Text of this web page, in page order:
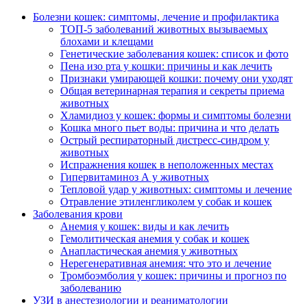
Болезни кошек: симптомы, лечение и профилактика
ТОП-5 заболеваний животных вызываемых
блохами и клещами
Генетические заболевания кошек: список и фото
Пена изо рта у кошки: причины и как лечить
Признаки умирающей кошки: почему они уходят
Общая ветеринарная терапия и секреты приема
животных
Хламидиоз у кошек: формы и симптомы болезни
Кошка много пьет воды: причина и что делать
Острый респираторный дистресс-синдром у
животных
Испражнения кошек в неположенных местах
Гипервитаминоз А у животных
Тепловой удар у животных: симптомы и лечение
Отравление этиленгликолем у собак и кошек
Заболевания крови
Анемия у кошек: виды и как лечить
Гемолитическая анемия у собак и кошек
Анапластическая анемия у животных
Нерегенеративная анемия: что это и лечение
Тромбоэмболия у кошек: причины и прогноз по
заболеванию
УЗИ в анестезиологии и реаниматологии